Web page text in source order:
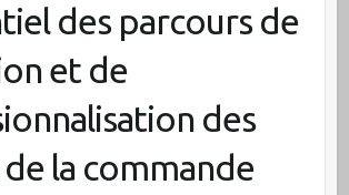
des parcours de
et de
des
la commande